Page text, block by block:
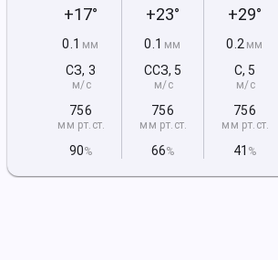
+17°
0.1 мм
СЗ, 3
м/с
756
мм рт.ст.
90%
+23°
0.1 мм
ССЗ, 5
м/с
756
мм рт.ст.
66%
+29°
0.2 мм
С, 5
м/с
756
мм рт.ст.
41 %